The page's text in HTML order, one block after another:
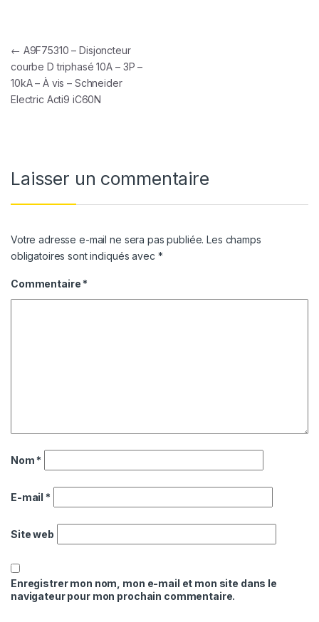
Navigation de l’article
← A9F75310 – Disjoncteur
courbe D triphasé 10A – 3P –
10kA – À vis – Schneider
Electric Acti9 iC60N
Laisser un commentaire
Votre adresse e-mail ne sera pas publiée. Les champs
obligatoires sont indiqués avec *
Commentaire *
Nom *
E-mail *
Site web
Enregistrer mon nom, mon e-mail et mon site dans le
navigateur pour mon prochain commentaire.